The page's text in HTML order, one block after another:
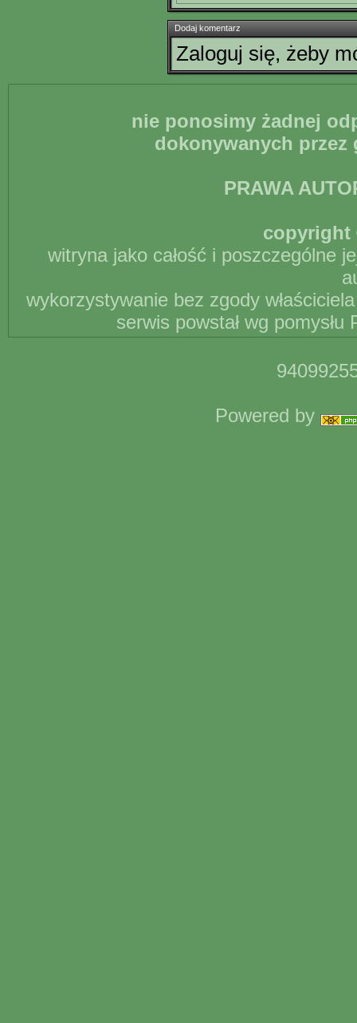
Dodaj komentarz
Zaloguj się, żeby
nie ponosimy żadnej
dokonywanych
PRAWA
copyright
witryna jako całość i poszczególne
wykorzystywanie bez zgody
serwis powstał wg
Powered by